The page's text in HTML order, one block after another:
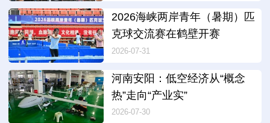
2026海峡两岸青年（暑期）匹
克球交流赛在鹤壁开赛
2026-07-31
河南安阳：低空经济从“概念
热”走向“产业实”
2026-07-30